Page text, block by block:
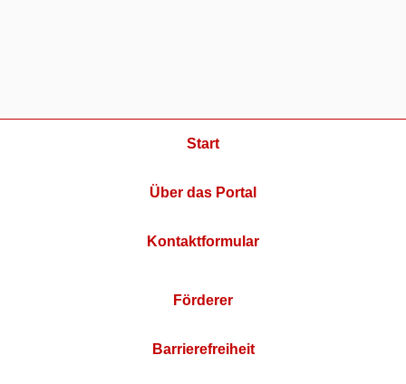
Start
Über das Portal
Kontaktformular
Förderer
Barrierefreiheit